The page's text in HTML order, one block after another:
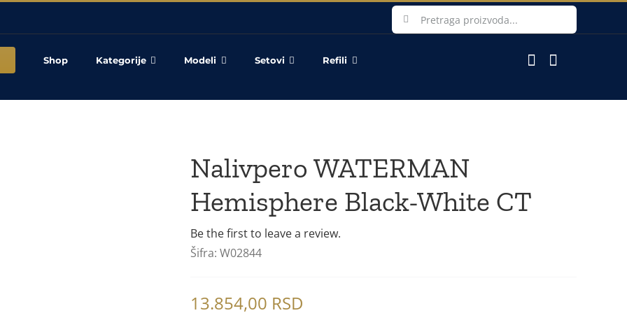
Search
for:
Shop Kategorije Modeli Setovi Refili
Nalivpero WATERMAN
Hemisphere Black-White CT
Be the first to leave a review.
Šifra: W02844
13.854,00 RSD